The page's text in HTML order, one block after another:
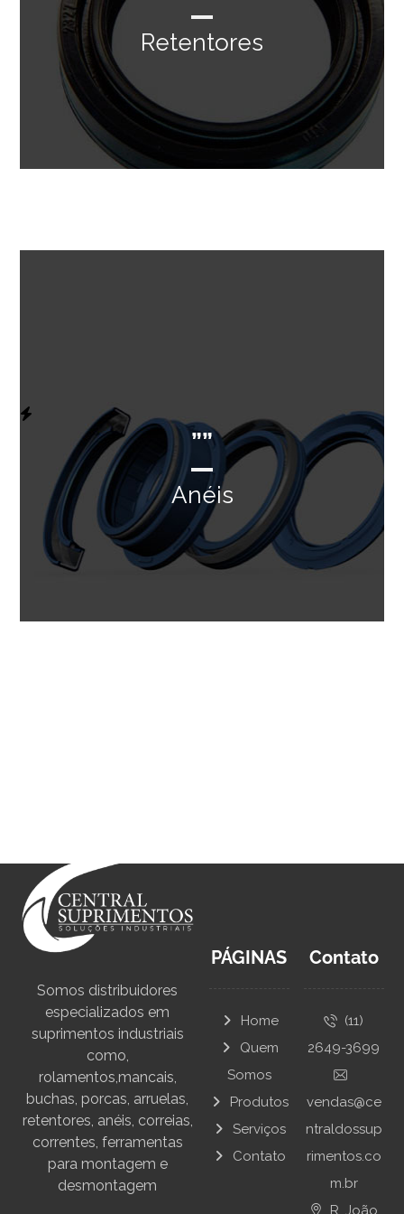
Retentores
””
Anéis
Somos distribuidores
especializados em
suprimentos industriais
como,
rolamentos,mancais,
buchas, porcas, arruelas,
retentores, anéis, correias,
correntes, ferramentas
para montagem e
desmontagem
PÁGINAS
Home
Quem
Somos
Produtos
Serviços
Contato
Contato
(11)
2649-3699
vendas@ce
ntraldossup
rimentos.co
m.br
R. João